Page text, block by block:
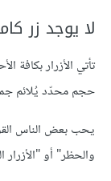
لا يوجد زر
تأتي الأزرار بكافة
حجم محدّد يُلائم
يحب بعض الناس
والحظر" أو